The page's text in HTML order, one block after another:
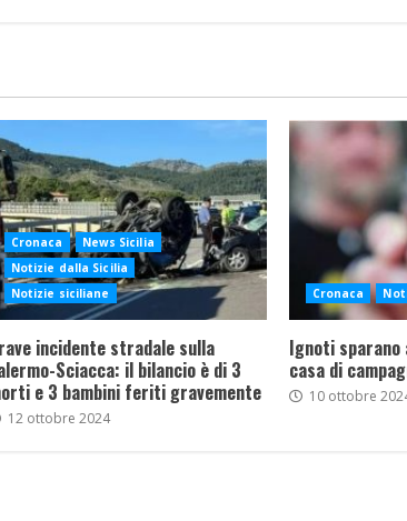
Cronaca
News Sicilia
Notizie dalla Sicilia
Notizie siciliane
incidente stradale sulla
Sciacca: il bilancio è di 3
e 3 bambini feriti gravemente
12 ottobre 2024
Cronaca
Ignoti sparano
casa di
10 ottobre